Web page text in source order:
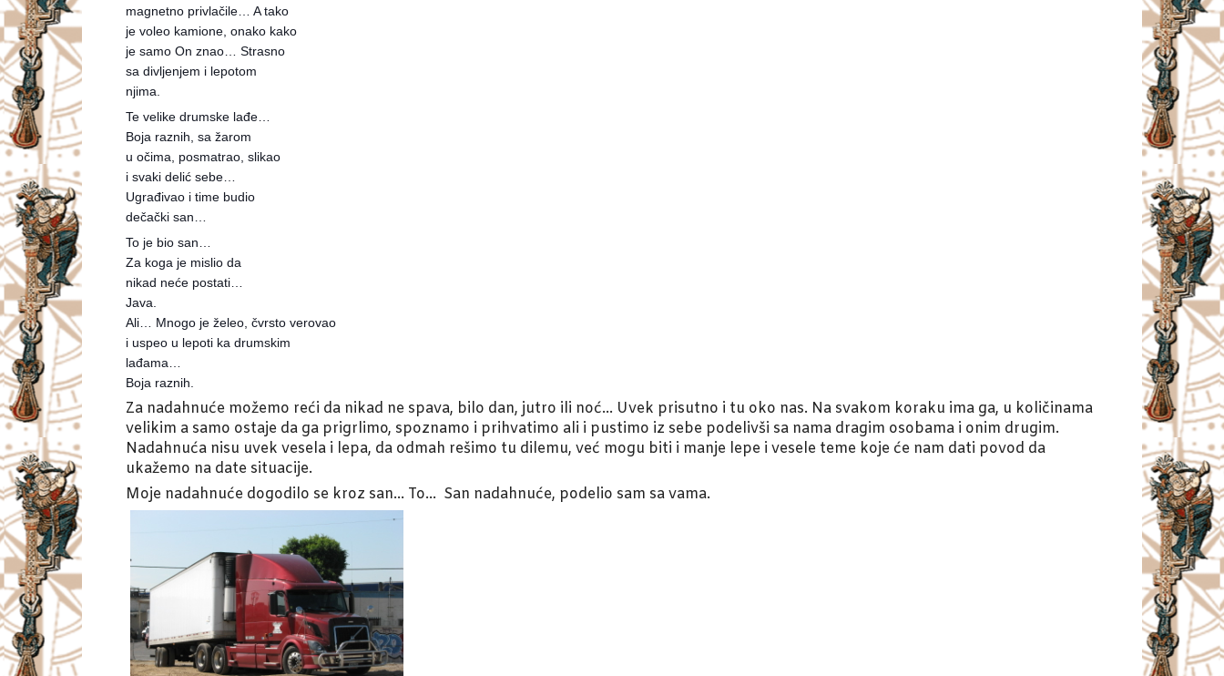
magnetno privlačile… A tako
je voleo kamione, onako kako
je samo On znao… Strasno
sa divljenjem i lepotom
njima.
Te velike drumske lađe…
Boja raznih, sa žarom
u očima, posmatrao, slikao
i svaki delić sebe…
Ugrađivao i time budio
dečački san…
To je bio san…
Za koga je mislio da
nikad neće postati…
Java.
Ali… Mnogo je želeo, čvrsto verovao
i uspeo u lepoti ka drumskim
lađama…
Boja raznih.
Za nadahnuće možemo reći da nikad ne spava, bilo dan, jutro ili noć… Uvek prisutno i tu oko nas. Na svakom koraku ima ga, u količinama
velikim a samo ostaje da ga prigrlimo, spoznamo i prihvatimo ali i pustimo iz sebe podelivši sa nama dragim osobama i onim drugim.
Nadahnuća nisu uvek vesela i lepa, da odmah rešimo tu dilemu, već mogu biti i manje lepe i vesele teme koje će nam dati povod da
ukažemo na date situacije.
Moje nadahnuće dogodilo se kroz san… To… San nadahnuće, podelio sam sa vama.